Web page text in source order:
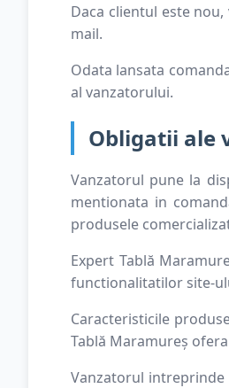
Daca clientul este
mail.
Odata lansata
al vanzatorului.
Obligatii ale
Vanzatorul pune la
mentionata in
produsele
Expert Tablă
functionalitatilor site-
Caracteristicile
Tablă Maramureș
Vanzatorul